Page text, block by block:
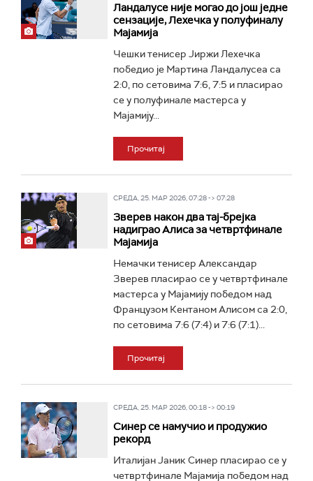
Ландалусе није могао до још једне
сензације, Лехечка у полуфиналу
Мајамија
Чешки тенисер Јиржи Лехечка
победио је Мартина Ландалусеа са
2:0, по сетовима 7:6, 7:5 и пласирао
се у полуфинале мастерса у
Мајамију...
Прочитај
СРЕДА, 25. МАР 2026, 07:28 -> 07:28
Зверев након два тај-брејка
надиграо Алиса за четвртфинале
Мајамија
Немачки тенисер Александар
Зверев пласирао се у четвртфинале
мастерса у Мајамију победом над
Французом Кентаном Алисом са 2:0,
по сетовима 7:6 (7:4) и 7:6 (7:1)...
Прочитај
СРЕДА, 25. МАР 2026, 00:18 -> 00:19
Синер се намучио и продужио
рекорд
Италијан Јаник Синер пласирао се у
четвртфинале Мајамија победом над